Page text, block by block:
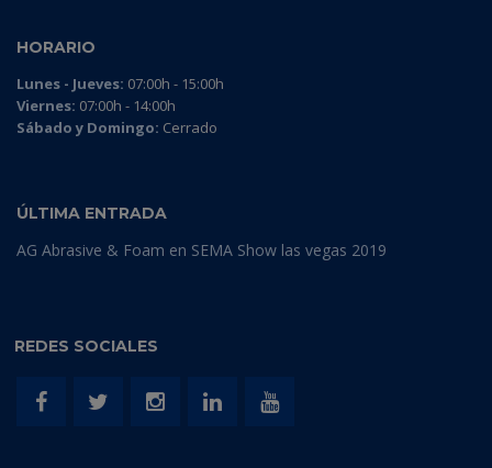
HORARIO
Lunes - Jueves: 07:00h - 15:00h
Viernes: 07:00h - 14:00h
Sábado y Domingo: Cerrado
ÚLTIMA ENTRADA
AG Abrasive & Foam en SEMA Show las vegas 2019
REDES SOCIALES